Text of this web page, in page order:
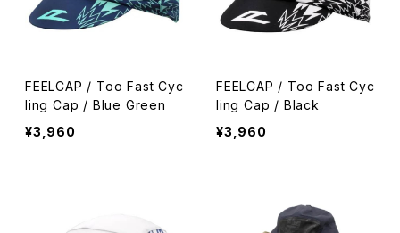
FEELCAP / Too Fast Cyc
ling Cap / Blue Green
¥3,960
FEELCAP / Too Fast Cyc
ling Cap / Black
¥3,960